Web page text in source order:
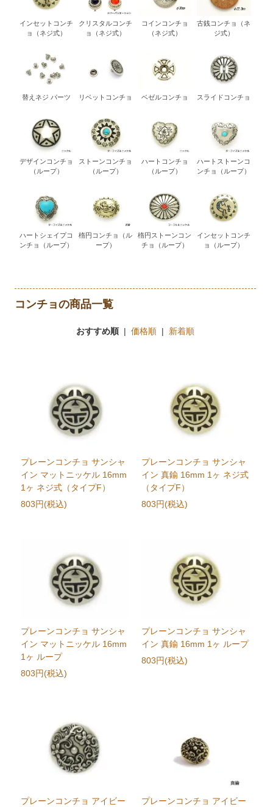
インセットコンチ
ョ（ネジ式）
クリスタルコンチ
ョ（ネジ式）
コインコンチョ
（ネジ式）
古銭コンチョ（ネ
ジ式）
替えネジ パーツ リベットコンチョ ベゼルコンチョ スライドコンチョ
デザインコンチョ
（ループ）
ストーンコンチョ
（ループ）
ハートコンチョ
（ループ）
ハートストーンコ
ンチョ（ループ）
ハートシェイプコ
ンチョ（ループ）
楕円コンチョ（ル
ープ）
楕円ストーンコン
チョ（ループ）
インセットコンチ
ョ（ループ）
コンチョの商品一覧
おすすめ順| 価格順| 新着順
プレーンコンチョ サンシャ
イン マットニッケル 16mm
1ヶ ネジ式（タイプF）
803円(税込)
プレーンコンチョ サンシャ
イン 真鍮 16mm 1ヶ ネジ式
（タイプF）
803円(税込)
プレーンコンチョ サンシャ
イン マットニッケル 16mm
1ヶ ループ
803円(税込)
プレーンコンチョ サンシャ
イン 真鍮 16mm 1ヶ ループ
803円(税込)
プレーンコンチョ アイビー
プレーンコンチョ アイビー